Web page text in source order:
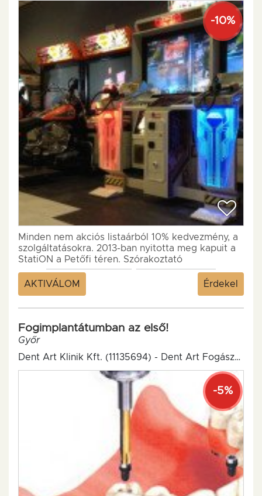
-10%
Minden nem akciós listaárból 10% kedvezmény, a
szolgáltatásokra. 2013-ban nyitotta meg kapuit a
StatiON a Petőfi téren. Szórakoztató
központunkban nyolcpályás...
AKTIVÁLOM
Érdekel
Fogimplantátumban az első!
Győr
Dent Art Klinik Kft. (11135694) - Dent Art Fogászati és Implantológiai Centrum
-5%